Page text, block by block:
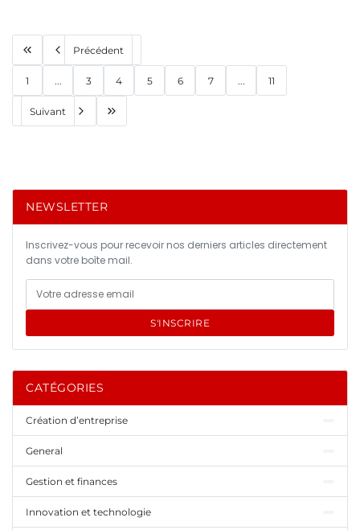
Précédent
1 ... 3 4 5 6 7 ... 11
Suivant
NEWSLETTER
Inscrivez-vous pour recevoir nos derniers articles directement
dans votre boîte mail.
S'INSCRIRE
CATÉGORIES
Création d’entreprise
General
Gestion et finances
Innovation et technologie